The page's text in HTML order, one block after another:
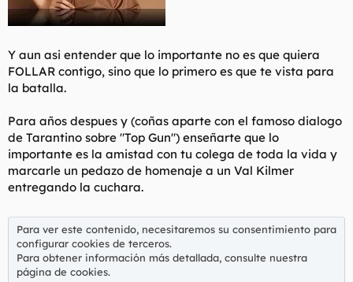
Y aun asi entender que lo importante no es que quiera
FOLLAR contigo, sino que lo primero es que te vista para
la batalla.
Para años despues y (coñas aparte con el famoso dialogo
de Tarantino sobre "Top Gun") enseñarte que lo
importante es la amistad con tu colega de toda la vida y
marcarle un pedazo de homenaje a un Val Kilmer
entregando la cuchara.
Para ver este contenido, necesitaremos su consentimiento para
configurar cookies de terceros.
Para obtener información más detallada, consulte nuestra
página de cookies.